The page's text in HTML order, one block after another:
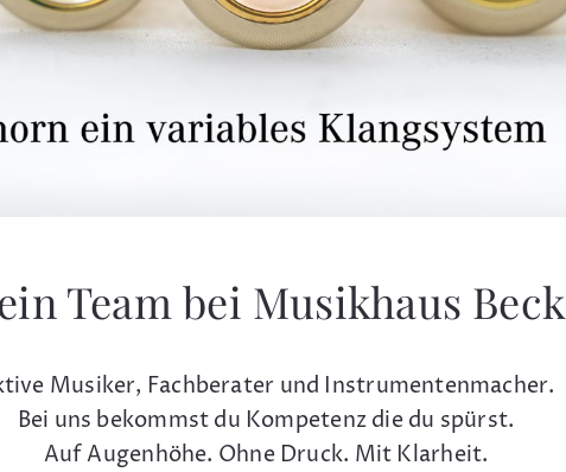
Team bei Musikhaus Beck
Musiker, Fachberater und Instrumentenmacher.
Bei uns bekommst du Kompetenz die du spürst.
Auf Augenhöhe. Ohne Druck. Mit Klarheit.